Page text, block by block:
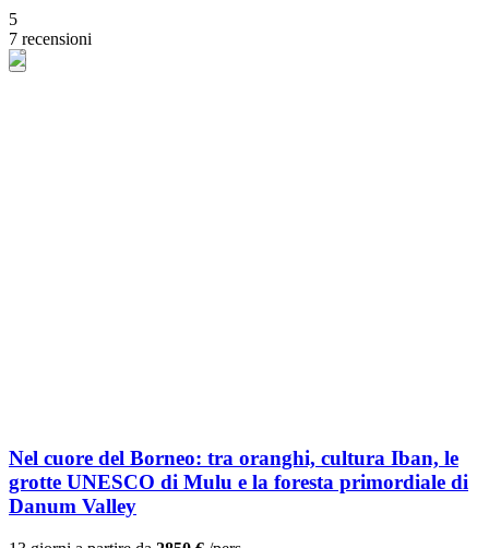
5
7 recensioni
Nel cuore del Borneo: tra oranghi, cultura Iban, le
grotte UNESCO di Mulu e la foresta primordiale di
Danum Valley